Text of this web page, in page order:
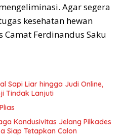
Agar segera
kesehatan hewan
Camat Ferdinandus Saku
Sapi Liar hingga Judi Online,
Tindak Lanjuti
Kondusivitas Jelang Pilkades
Siap Tetapkan Calon